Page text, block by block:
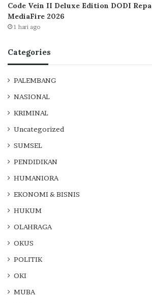
Code Vein II Deluxe Edition DODI
MediaFire 2026
1 hari ago
Categories
PALEMBANG
NASIONAL
KRIMINAL
Uncategorized
SUMSEL
PENDIDIKAN
HUMANIORA
EKONOMI & BISNIS
HUKUM
OLAHRAGA
OKUS
POLITIK
OKI
MUBA